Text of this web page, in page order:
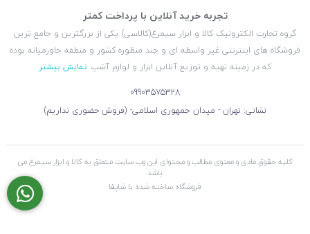
تجربه خرید آنلاین با پرداخت کمتر
گروه تجارت الکترونیک کالا و ابزار سیمرغ(کالاسی) یکی از بزرگترین و جامع ترین
فروشگاه های اینترنتی غیر واسطه ای و چند منظوره کشور و منطقه خاورمیانه بوده
که در زمینه تهیه و توزیع آنلاین ابزار و لوازم آشپ نمایش بیشتر
09903575328
نشانی: تهران - میدان جمهوری اسلامی- (فروش حضوری نداریم)
کلیه حقوق مادی و معنوی مطالب و محتوای این وب سایت متعلق به کالا و ابزار سیمرغ می
باشد
فروشگاه ساخته شده با شاپفا